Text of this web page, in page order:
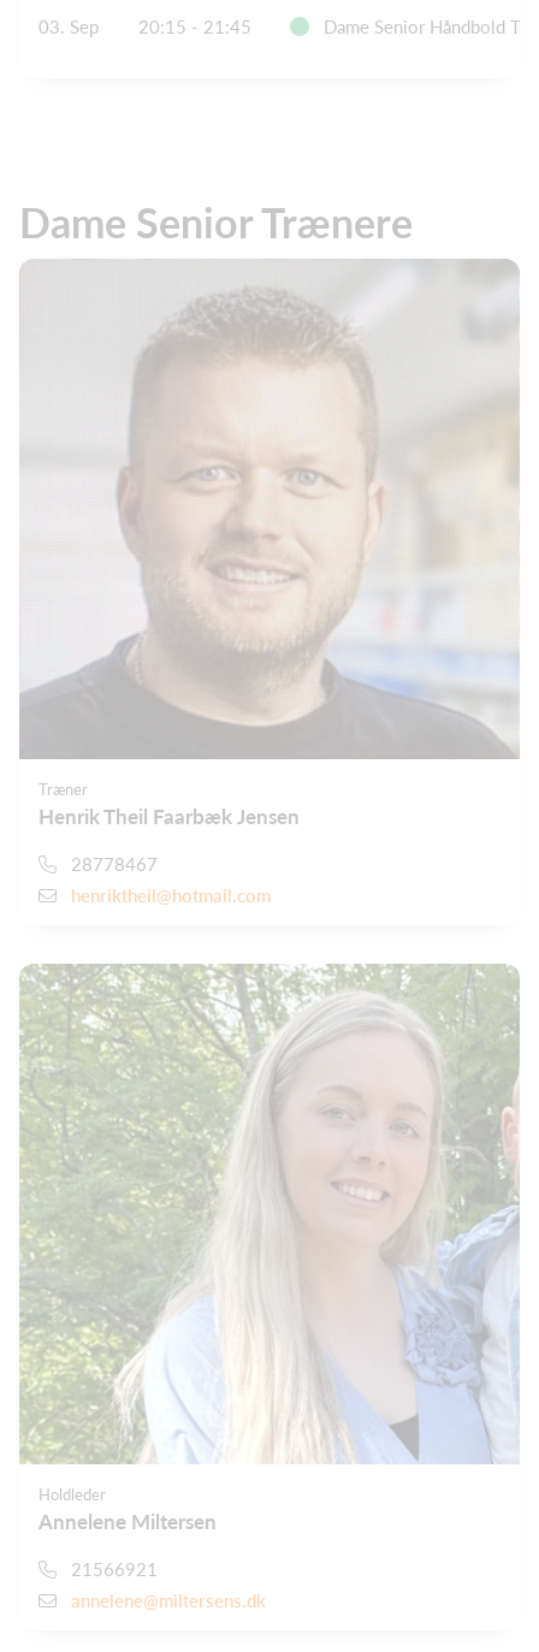
03. Sep 20:15 - 21:45 Dame Senior Håndbold
Dame Senior Trænere
Træner
Henrik Theil Faarbæk Jensen
28778467
henriktheil@hotmail.com
Holdleder
Annelene Miltersen
21566921
annelene@miltersens.dk